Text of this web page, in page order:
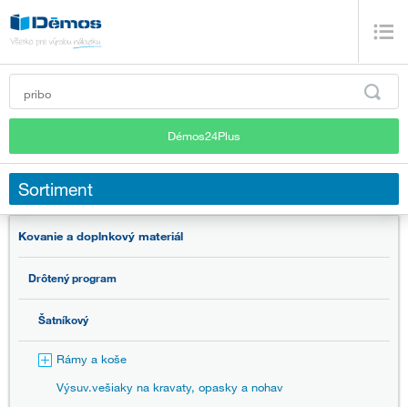
Démos24Plus
Sortiment
Kovanie a doplnkový materiál
Drôtený program
Šatníkový
Rámy a koše
Výsuv.vešiaky na kravaty, opasky a nohav